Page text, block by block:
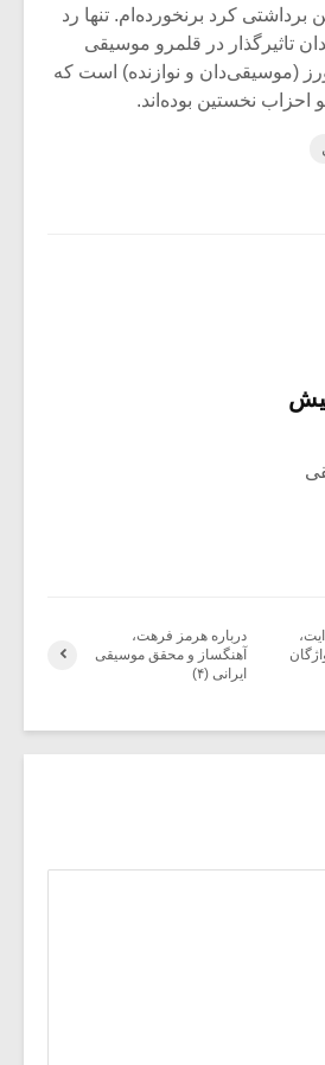
برداشتی کرد برنخورده‌ام. تنها رد
تاثیرگذار در قلمرو موسیقی
(موسیقی‌دان و نوازنده) است که
احزاب نخستین بوده‌اند.
درباره هرمز فرهت،
آهنگساز و محقق موسیقى
ایرانى (۴)